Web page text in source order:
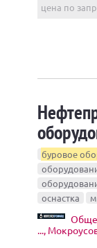
цена по
буровое
оснастка
...,